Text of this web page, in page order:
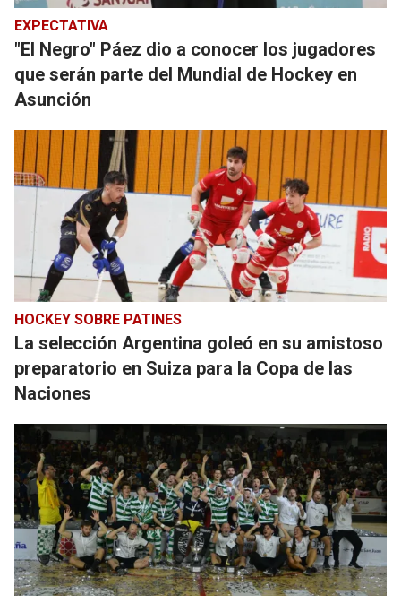
EXPECTATIVA
"El Negro" Páez dio a conocer los jugadores
que serán parte del Mundial de Hockey en
Asunción
HOCKEY SOBRE PATINES
La selección Argentina goleó en su amistoso
preparatorio en Suiza para la Copa de las
Naciones